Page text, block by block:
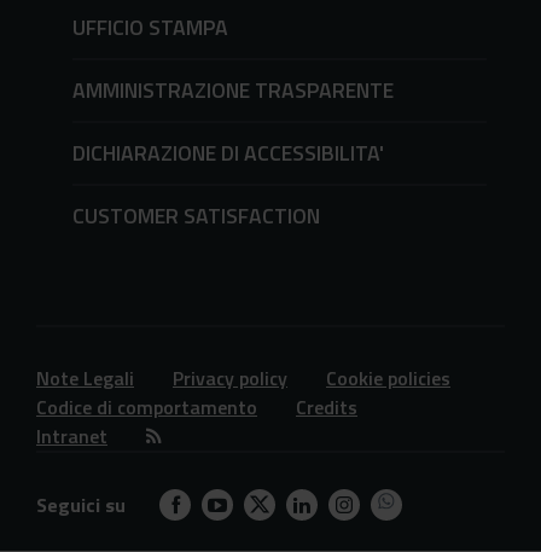
UFFICIO STAMPA
AMMINISTRAZIONE TRASPARENTE
DICHIARAZIONE DI ACCESSIBILITA'
CUSTOMER SATISFACTION
Note Legali Privacy policy
Cookie policies
Codice di comportamento
Credits
Intranet
Seguici su